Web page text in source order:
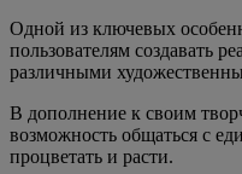
Одной из ключевых
пользователям создавать
различными
В дополнение к своим
возможность общаться с
процветать и расти.